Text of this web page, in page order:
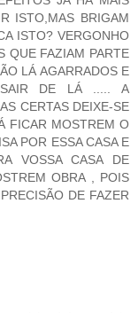
ISTO,MAS BRIGAM
ISTO? VERGONHO
QUE FAZIAM PARTE
LÁ AGARRADOS E
SAIR DE LÁ ..... A
CERTAS DEIXE-SE
FICAR MOSTREM O
POR ESSA CASA E
VOSSA CASA DE
OBRA , POIS
DE FAZER